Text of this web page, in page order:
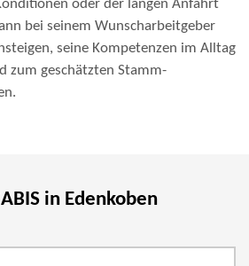
oder der langen Anfahrt
bei seinem Wunscharbeitgeber
seine Kompetenzen im Alltag
zum geschätzten Stamm-
in Edenkoben